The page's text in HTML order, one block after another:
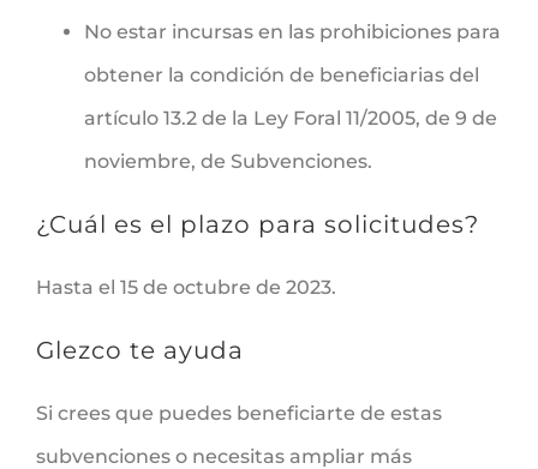
No estar incursas en las prohibiciones para
obtener la condición de beneficiarias del
artículo 13.2 de la Ley Foral 11/2005, de 9 de
noviembre, de Subvenciones.
¿Cuál es el plazo para solicitudes?
Hasta el 15 de octubre de 2023.
Glezco te ayuda
Si crees que puedes beneficiarte de estas
subvenciones o necesitas ampliar más